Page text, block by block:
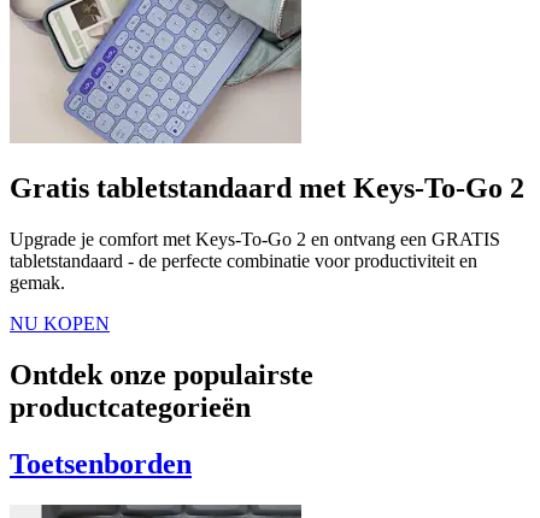
Gratis tabletstandaard met Keys-To-Go 2
Upgrade je comfort met Keys-To-Go 2 en ontvang een GRATIS
tabletstandaard - de perfecte combinatie voor productiviteit en
gemak.
NU KOPEN
Ontdek onze populairste
productcategorieën
Toetsenborden